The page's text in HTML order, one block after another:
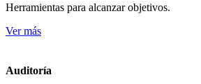
Herramientas para alcanzar objetivos.
Ver más
Auditoría